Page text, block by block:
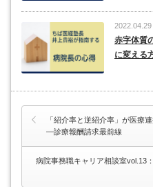
2022.04.29
赤字体質
に変える
「紹介率と逆紹介率」が医療
―診療報酬請求最前線
病院事務職キャリア相談室vol.13